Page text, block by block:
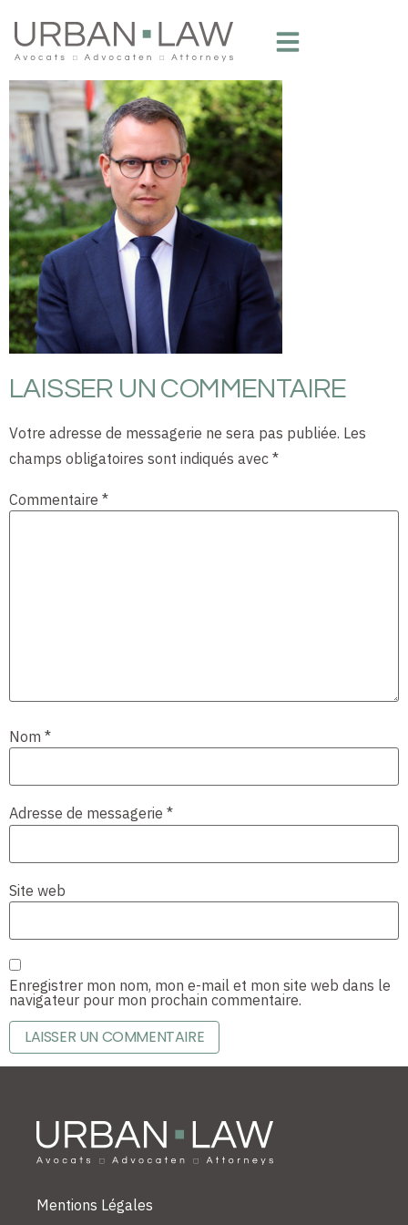
LAISSER UN COMMENTAIRE
Votre adresse de messagerie ne sera pas publiée. Les
champs obligatoires sont indiqués avec *
Commentaire *
Nom *
Adresse de messagerie *
Site web
Enregistrer mon nom, mon e-mail et mon site web dans le
navigateur pour mon prochain commentaire.
Mentions Légales